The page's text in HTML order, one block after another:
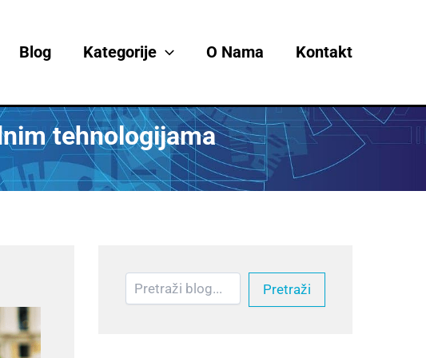
Blog Kategorije O Nama Kontakt
tehnologijama
Pretraži